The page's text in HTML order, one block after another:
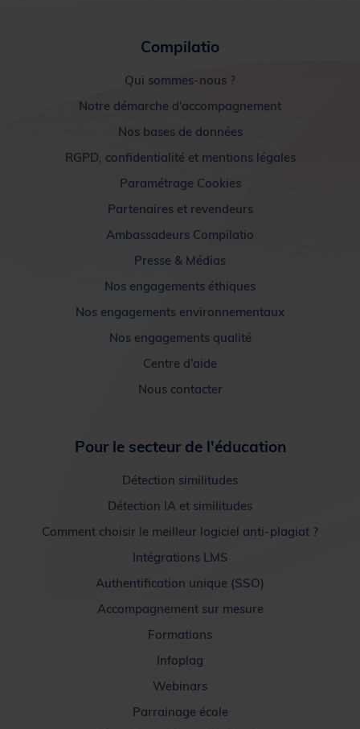
Compilatio
Qui sommes-nous ?
Notre démarche d'accompagnement
Nos bases de données
RGPD, confidentialité et mentions légales
Paramétrage Cookies
Partenaires et revendeurs
Ambassadeurs Compilatio
Presse & Médias
Nos engagements éthiques
Nos engagements environnementaux
Nos engagements qualité
Centre d'aide
Nous contacter
Pour le secteur de l'éducation
Détection similitudes
Détection IA et similitudes
Comment choisir le meilleur logiciel anti-plagiat ?
Intégrations LMS
Authentification unique (SSO)
Accompagnement sur mesure
Formations
Infoplag
Webinars
Parrainage école